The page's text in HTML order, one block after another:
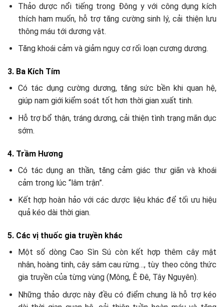
Thảo dược nổi tiếng trong Đông y với công dụng kích
thích ham muốn, hỗ trợ tăng cường sinh lý, cải thiện lưu
thông máu tới dương vật.
Tăng khoái cảm và giảm nguy cơ rối loạn cương dương.
3. Ba Kích Tím
Có tác dụng cường dương, tăng sức bền khi quan hệ,
giúp nam giới kiểm soát tốt hơn thời gian xuất tinh.
Hỗ trợ bổ thận, tráng dương, cải thiện tình trạng mãn dục
sớm.
4. Trầm Hương
Có tác dụng an thần, tăng cảm giác thư giãn và khoái
cảm trong lúc “lâm trận”.
Kết hợp hoàn hảo với các dược liệu khác để tối ưu hiệu
quả kéo dài thời gian.
5. Các vị thuốc gia truyền khác
Một số dòng Cao Sìn Sú còn kết hợp thêm cây mật
nhân, hoàng tinh, cây sâm cau rừng…, tùy theo công thức
gia truyền của từng vùng (Mông, Ê Đê, Tây Nguyên).
Những thảo dược này đều có điểm chung là hỗ trợ kéo